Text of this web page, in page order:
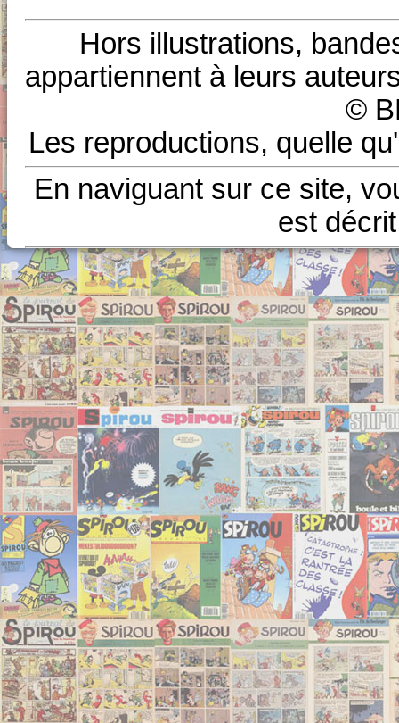
Hors illustrations,
appartiennent à leurs
©
Les reproductions, quelle
En naviguant sur ce site,
est